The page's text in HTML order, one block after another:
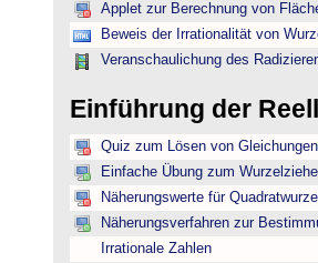
Applet zur Berechnung von
Beweis der Irrationalität von
Veranschaulichung des
Einführung der
Quiz zum Lösen von Gleichungen
Einfache Übung zum
Näherungswerte für
Näherungsverfahren zur
Irrationale Zahlen